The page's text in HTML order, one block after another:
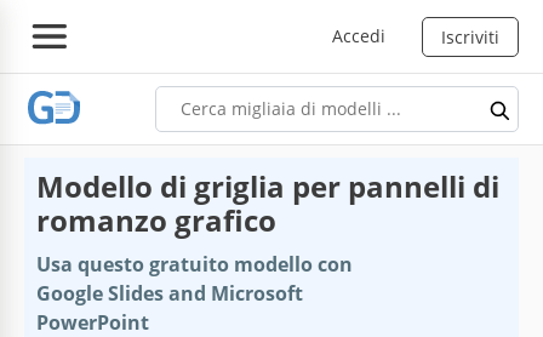
Accedi Iscriviti
Modello di griglia per pannelli di
romanzo grafico
Usa questo gratuito modello con
Google Slides and Microsoft
PowerPoint